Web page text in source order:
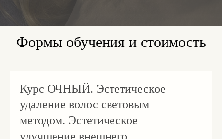
Формы обучения и стоимость
Курс ОЧНЫЙ. Эстетическое
удаление волос световым
методом. Эстетическое
улучшение внешнего